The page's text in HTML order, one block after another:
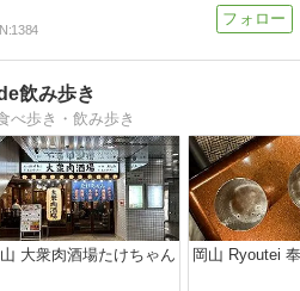
1384
飲み歩き
歩き・飲み歩き
大衆肉酒場たけちゃん 岡山 Ryoutei